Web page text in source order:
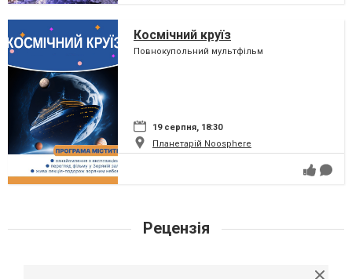
Космічний круїз
Повнокупольний мультфільм
19 серпня, 18:30
Планетарій Noosphere
Рецензія